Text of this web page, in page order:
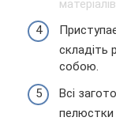
складіть
собою.
Всі
пелюстки